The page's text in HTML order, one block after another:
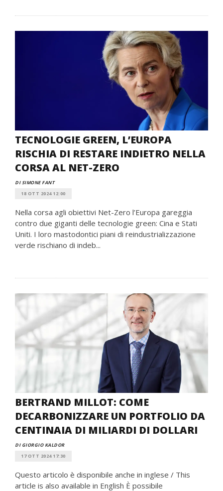
TECNOLOGIE GREEN, L’EUROPA
RISCHIA DI RESTARE INDIETRO NELLA
CORSA AL NET-ZERO
DI SIMONE FANT
18 OTT 2024 12:00
Nella corsa agli obiettivi Net-Zero l’Europa gareggia
contro due giganti delle tecnologie green: Cina e Stati
Uniti. I loro mastodontici piani di reindustrializzazione
verde rischiano di indeb...
BERTRAND MILLOT: COME
DECARBONIZZARE UN PORTFOLIO DA
CENTINAIA DI MILIARDI DI DOLLARI
DI GIORGIO KALDOR
17 OTT 2024 17:30
Questo articolo è disponibile anche in inglese / This
article is also available in English È possibile